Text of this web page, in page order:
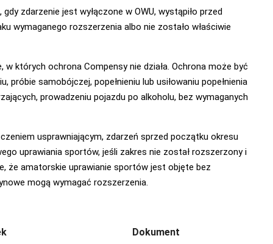
zdarzenie jest wyłączone w OWU, wystąpiło przed
wymaganego rozszerzenia albo nie zostało właściwie
których ochrona Compensy nie działa. Ochrona może być
próbie samobójczej, popełnieniu lub usiłowaniu popełnienia
prowadzeniu pojazdu po alkoholu, bez wymaganych
usprawniającym, zdarzeń sprzed początku okresu
uprawiania sportów, jeśli zakres nie został rozszerzony i
że amatorskie uprawianie sportów jest objęte bez
mogą wymagać rozszerzenia.
Dokument